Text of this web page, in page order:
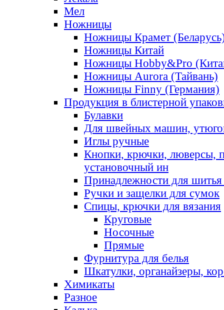
Мел
Ножницы
Ножницы Крамет
Ножницы Китай
Ножницы Hobby&Pro
Ножницы Aurora (Тайвань)
Ножницы Finny (Германия)
Продукция в блистерной
Булавки
Для швейных машин,
Иглы ручные
Кнопки, крючки, люверсы,
установочный ин
Принадлежности для шитья
Ручки и защелки для сумок
Спицы, крючки для вязания
Круговые
Носочные
Прямые
Фурнитура для белья
Шкатулки, органайзеры,
Химикаты
Разное